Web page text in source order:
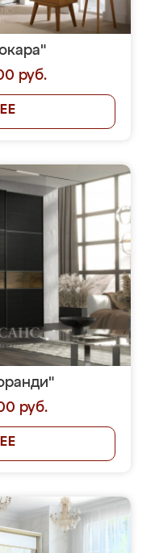
руб.
руб.